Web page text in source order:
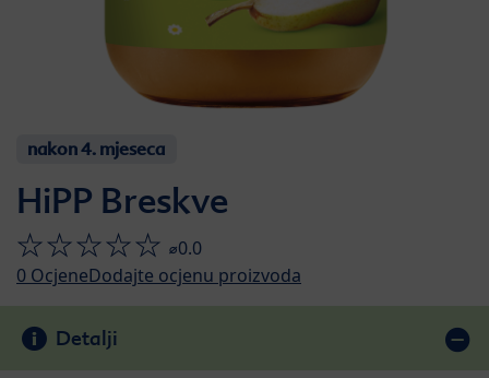
nakon 4. mjeseca
HiPP Breskve
⌀0.0
0 OcjeneDodajte ocjenu proizvoda
Detalji